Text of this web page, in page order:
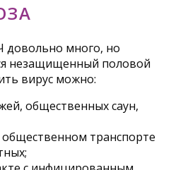
довольно много, но
незащищенный половой
вирус можно:
общественных саун,
транспорте